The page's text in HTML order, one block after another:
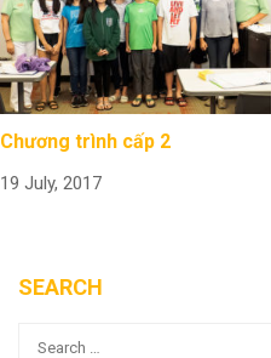
Chương trình cấp 2
19 July, 2017
SEARCH